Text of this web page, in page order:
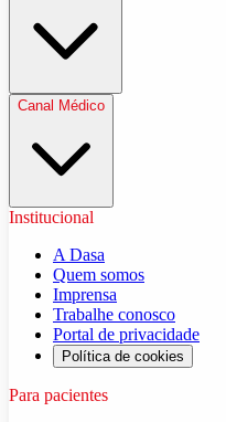
Canal Médico
Institucional
A Dasa
Quem somos
Imprensa
Trabalhe conosco
Portal de privacidade
Política de cookies
Para pacientes